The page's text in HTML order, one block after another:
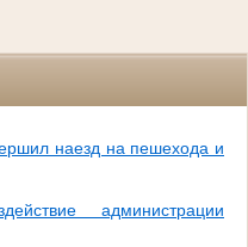
наезд на пешехода и
администрации